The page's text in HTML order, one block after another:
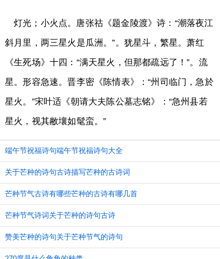
灯光；小火点。唐张祜《题金陵渡》诗：“潮落夜江
斜月里，两三星火是瓜洲。”。犹星斗，繁星。萧红
《生死场》十四：“满天星火，但那都疏远了！”。流
星。形容急速。晋李密《陈情表》：“州司临门，急於
星火。”宋叶适《朝请大夫陈公墓志铭》：“急州县若
星火，视其敝壤如髦蛮。”
端午节祝福诗句端午节祝福诗句大全
关于芒种的诗句古诗描写芒种的古诗词
芒种节气古诗有哪些芒种的古诗有哪几首
芒种节气诗词关于芒种的诗句古诗
赞美芒种的诗句关于芒种节气的诗句